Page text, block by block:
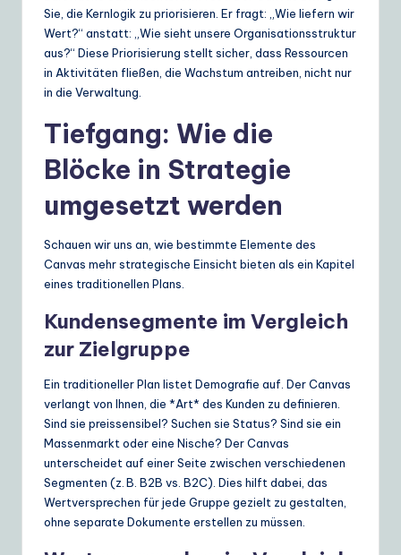
Sie, die Kernlogik zu priorisieren. Er fragt: „Wie liefern wir
Wert?“ anstatt: „Wie sieht unsere Organisationsstruktur
aus?“ Diese Priorisierung stellt sicher, dass Ressourcen
in Aktivitäten fließen, die Wachstum antreiben, nicht nur
in die Verwaltung.
Tiefgang: Wie die
Blöcke in Strategie
umgesetzt werden
Schauen wir uns an, wie bestimmte Elemente des
Canvas mehr strategische Einsicht bieten als ein Kapitel
eines traditionellen Plans.
Kundensegmente im Vergleich
zur Zielgruppe
Ein traditioneller Plan listet Demografie auf. Der Canvas
verlangt von Ihnen, die *Art* des Kunden zu definieren.
Sind sie preissensibel? Suchen sie Status? Sind sie ein
Massenmarkt oder eine Nische? Der Canvas
unterscheidet auf einer Seite zwischen verschiedenen
Segmenten (z. B. B2B vs. B2C). Dies hilft dabei, das
Wertversprechen für jede Gruppe gezielt zu gestalten,
ohne separate Dokumente erstellen zu müssen.